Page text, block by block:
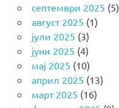
септември 2025 (5)
август 2025 (1)
јули 2025 (3)
јуни 2025 (4)
мај 2025 (10)
април 2025 (13)
март 2025 (16)